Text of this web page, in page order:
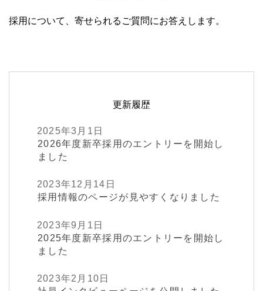
採用について、寄せられるご質問にお答えします。
更新履歴
2025年3月1日
2026年度新卒採用のエントリーを開始し
ました
2023年12月14日
採用情報のページが見やすくなりました
2023年9月1日
2025年度新卒採用のエントリーを開始し
ました
2023年2月10日